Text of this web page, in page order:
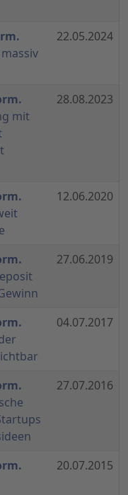
22.05.2024
mit
28.08.2023
12.06.2020
27.06.2019
04.07.2017
27.07.2016
20.07.2015